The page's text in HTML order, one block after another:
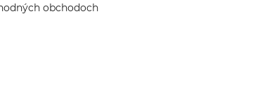
obchodoch